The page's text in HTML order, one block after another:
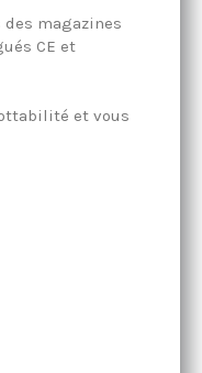
magazines
CE et
et vous